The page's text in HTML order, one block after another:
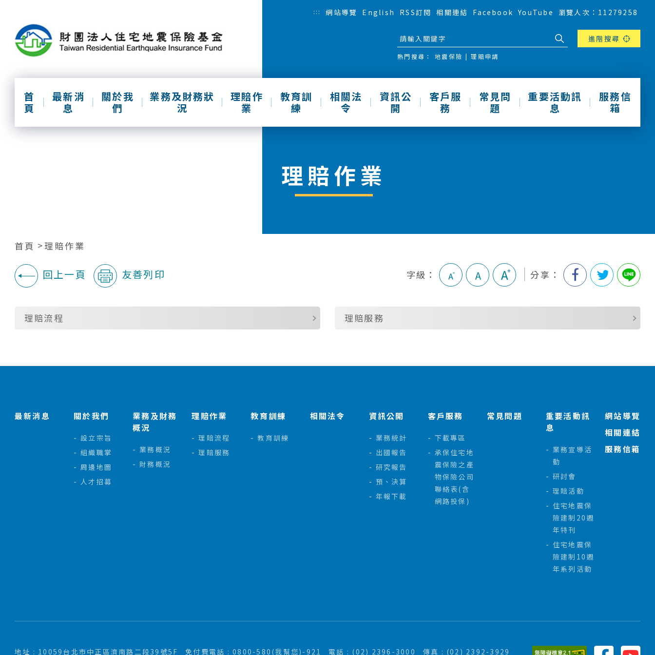
::: 網站導覽 English RSS訂閱 相關連結 Facebook YouTube 瀏覽人次：11279258
進階搜尋
熱門搜尋： 地震保險 理賠申請
首
頁
最新消
息
關於我
們
業務及財務狀
況
理賠作
業
教育訓
練
相關法
令
資訊公
開
客戶服
務
常見問
題
重要活動訊
息
服務信
箱
理賠作業
首頁 理賠作業
回上一頁 友善列印 字級： 分享：
理賠流程 理賠服務
最新消息 關於我們
設立宗旨
組織職掌
周邊地圖
人才招募
業務及財務
概況
業務概況
財務概況
理賠作業
理賠流程
理賠服務
教育訓練
教育訓練
相關法令 資訊公開
業務統計
出國報告
研究報告
預、決算
年報下載
客戶服務
下載專區
承保住宅地
震保險之產
物保險公司
聯絡表(含
網路投保)
常見問題
重要活動訊
息
業務宣導活
動
研討會
理賠活動
住宅地震保
險建制20週
年特刊
住宅地震保
險建制10週
年系列活動
網站導覽
相關連結
服務信箱
地址 : 10059台北市中正區濟南路二段39號5F 免付費電話 : 0800-580(我幫您)-921 電話 : (02) 2396-3000 傳真 : (02) 2392-3929